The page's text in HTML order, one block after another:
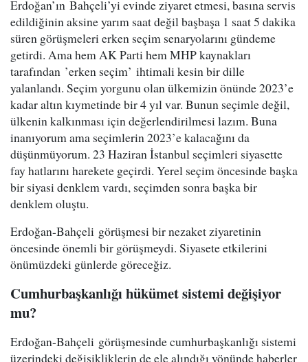
Erdoğan’ın Bahçeli’yi evinde ziyaret etmesi, basına servis
edildiğinin aksine yarım saat değil başbaşa 1 saat 5 dakika
süren görüşmeleri erken seçim senaryolarını gündeme
getirdi. Ama hem AK Parti hem MHP kaynakları
tarafından ’erken seçim’ ihtimali kesin bir dille
yalanlandı. Seçim yorgunu olan ülkemizin önünde 2023’e
kadar altın kıymetinde bir 4 yıl var. Bunun seçimle değil,
ülkenin kalkınması için değerlendirilmesi lazım. Buna
inanıyorum ama seçimlerin 2023’e kalacağını da
düşünmüyorum. 23 Haziran İstanbul seçimleri siyasette
fay hatlarını harekete geçirdi. Yerel seçim öncesinde başka
bir siyasi denklem vardı, seçimden sonra başka bir
denklem oluştu.
Erdoğan-Bahçeli görüşmesi bir nezaket ziyaretinin
öncesinde önemli bir görüşmeydi. Siyasete etkilerini
önümüzdeki günlerde göreceğiz.
Cumhurbaşkanlığı hükümet sistemi değişiyor
mu?
Erdoğan-Bahçeli görüşmesinde cumhurbaşkanlığı sistemi
üzerindeki değişikliklerin de ele alındığı yönünde haberler